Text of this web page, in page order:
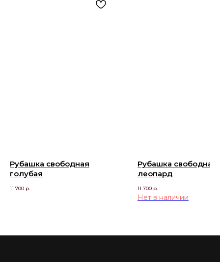
Рубашка свободная
голубая
11 700 р.
Рубашка свободная
леопард
11 700 р.
Нет в наличии